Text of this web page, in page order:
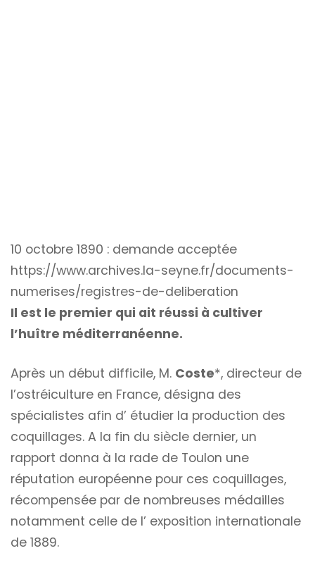
10 octobre 1890 : demande acceptée
https://www.archives.la-seyne.fr/documents-
numerises/registres-de-deliberation
Il est le premier qui ait réussi à cultiver
l’huître méditerranéenne.
Après un début difficile, M. Coste*, directeur de
l’ostréiculture en France, désigna des
spécialistes afin d’ étudier la production des
coquillages. A la fin du siècle dernier, un
rapport donna à la rade de Toulon une
réputation européenne pour ces coquillages,
récompensée par de nombreuses médailles
notamment celle de I’ exposition internationale
de 1889.